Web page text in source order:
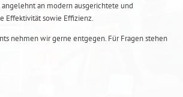
an modern ausgerichtete und
Effektivität sowie Effizienz.
nehmen wir gerne entgegen. Für Fragen stehen